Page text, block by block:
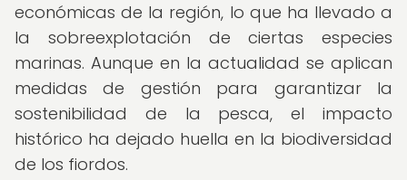
económicas de la región, lo que ha llevado a
la sobreexplotación de ciertas especies
marinas. Aunque en la actualidad se aplican
medidas de gestión para garantizar la
sostenibilidad de la pesca, el impacto
histórico ha dejado huella en la biodiversidad
de los fiordos.